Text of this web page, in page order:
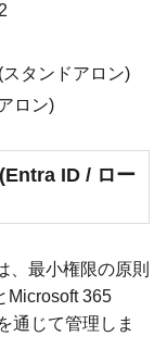
タンドアロン)
ロン)
ID / ロー
、最小権限の原則
Microsoft 365
通じて管理しま